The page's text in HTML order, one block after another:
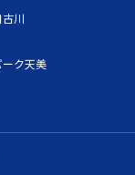
川
ク天美